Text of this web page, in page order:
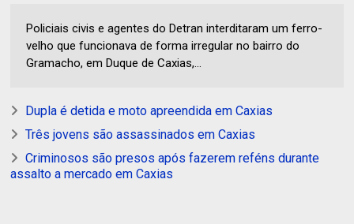
Policiais civis e agentes do Detran interditaram um ferro-
velho que funcionava de forma irregular no bairro do
Gramacho, em Duque de Caxias,...
Dupla é detida e moto apreendida em Caxias
Três jovens são assassinados em Caxias
Criminosos são presos após fazerem reféns durante
assalto a mercado em Caxias